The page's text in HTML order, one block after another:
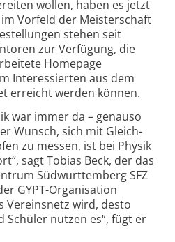
wollen, haben es jetzt
Vorfeld der Meister­schaft
stehen seit
zur Verfügung, die
Homepage
Interes­sierten aus dem
erreicht werden können.
war immer da – genauso
Wunsch, sich mit Gleich­
zu messen, ist bei Physik
sagt Tobias Beck, der das
Südwürttemberg SFZ
GYPT-Organisation
Vereins­netz wird, desto
Schüler nutzen es“, fügt er